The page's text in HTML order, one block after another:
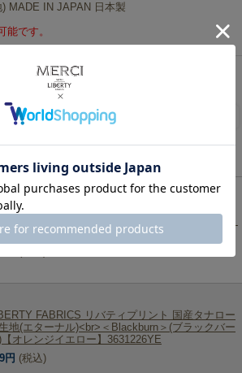
MADE IN JAPAN 日本製
能です。
の通販メルシー>リバティ・ファブリックス生地一覧
リバティプリント 国産タナローン生地(エターナル)＜
ーズ)【ダークブラウン地】3634251VE
らの商品もチェックしています！
FABRICS リバティプリント 国産タナロー
ワーズ)【ダークネイビー地】3634251UE
FABRICS リバティプリント 国産タナロー
地(エターナル)<br>＜Blackburn＞(ブラックバー
【オレンジイエロー】3631226YE
円 (税込)